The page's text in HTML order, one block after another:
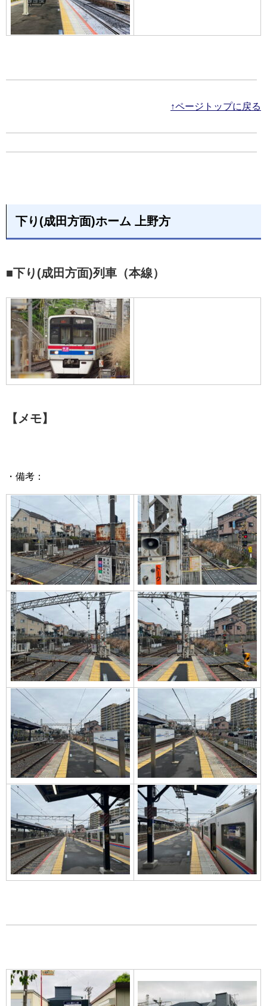
↑ページトップに戻る
下り(成田方面)ホーム 上野方
■下り(成田方面)列車（本線）
【メモ】
・備考：